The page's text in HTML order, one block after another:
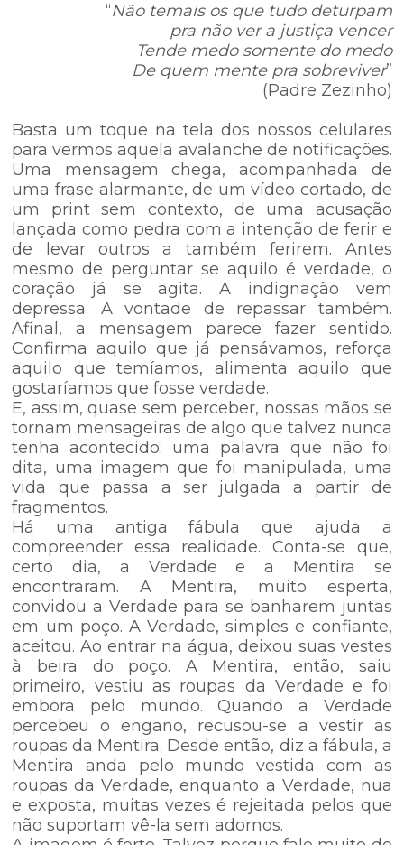
“Não temais os que tudo deturpam
pra não ver a justiça vencer
Tende medo somente do medo
De quem mente pra sobreviver”
(Padre Zezinho)
Basta um toque na tela dos nossos celulares
para vermos aquela avalanche de notificações.
Uma mensagem chega, acompanhada de
uma frase alarmante, de um vídeo cortado, de
um print sem contexto, de uma acusação
lançada como pedra com a intenção de ferir e
de levar outros a também ferirem. Antes
mesmo de perguntar se aquilo é verdade, o
coração já se agita. A indignação vem
depressa. A vontade de repassar também.
Afinal, a mensagem parece fazer sentido.
Confirma aquilo que já pensávamos, reforça
aquilo que temíamos, alimenta aquilo que
gostaríamos que fosse verdade.
E, assim, quase sem perceber, nossas mãos se
tornam mensageiras de algo que talvez nunca
tenha acontecido: uma palavra que não foi
dita, uma imagem que foi manipulada, uma
vida que passa a ser julgada a partir de
fragmentos.
Há uma antiga fábula que ajuda a
compreender essa realidade. Conta-se que,
certo dia, a Verdade e a Mentira se
encontraram. A Mentira, muito esperta,
convidou a Verdade para se banharem juntas
em um poço. A Verdade, simples e confiante,
aceitou. Ao entrar na água, deixou suas vestes
à beira do poço. A Mentira, então, saiu
primeiro, vestiu as roupas da Verdade e foi
embora pelo mundo. Quando a Verdade
percebeu o engano, recusou-se a vestir as
roupas da Mentira. Desde então, diz a fábula, a
Mentira anda pelo mundo vestida com as
roupas da Verdade, enquanto a Verdade, nua
e exposta, muitas vezes é rejeitada pelos que
não suportam vê-la sem adornos.